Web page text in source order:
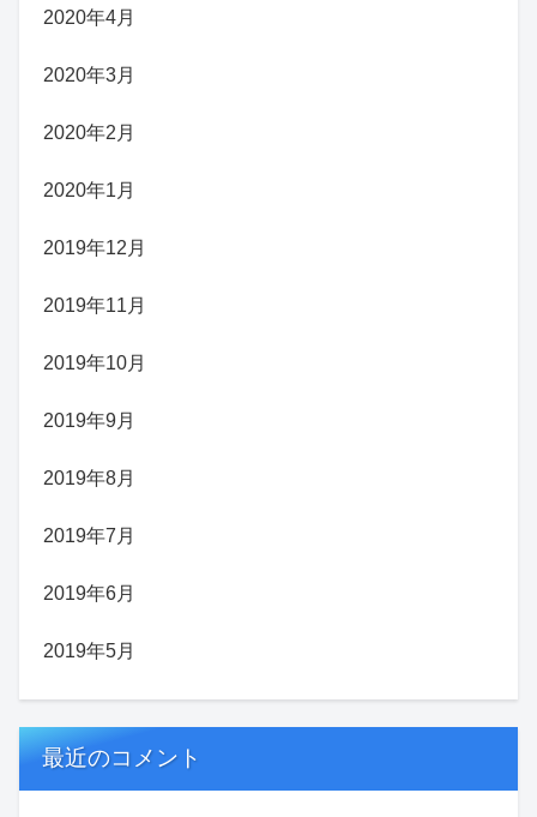
2020年4月
2020年3月
2020年2月
2020年1月
2019年12月
2019年11月
2019年10月
2019年9月
2019年8月
2019年7月
2019年6月
2019年5月
最近のコメント